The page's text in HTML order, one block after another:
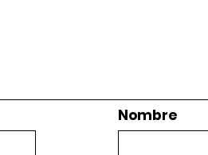
Nombre